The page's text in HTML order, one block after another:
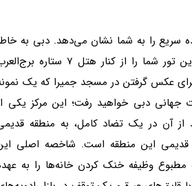
سریع را به شما نشان می‌دهد. دبی به
تاریخ طولانی‌اش در تجارت، بین گردشگران تور دبی به شهر تجار معروف است. این تور شما را از کنار هتل 7 ستاره
عکس گرفتن در مسجد جمیرا که یک
جهانی دبی خواهید رفت؛ این مرکز یکی
آن در یک تضاد کامل، به منطقه
قدیمی این منطقه است. شاخصه اصلی
مطبوع وظیفه خنک کردن خانه‌ها را به